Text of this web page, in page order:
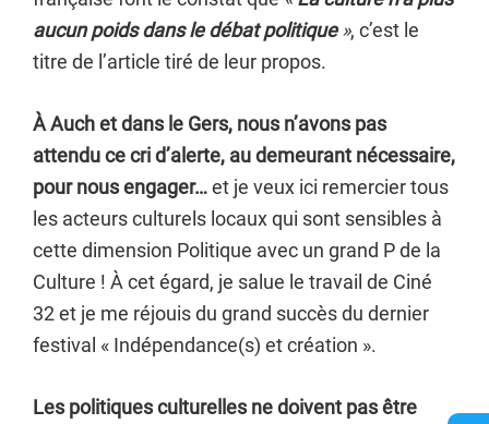
aucun poids dans le débat politique», c’est le
titre de l’article tiré de leur propos.
À Auch et dans le Gers, nous n’avons pas
attendu ce cri d’alerte, au demeurant nécessaire,
pour nous engager…et je veux ici remercier tous
les acteurs culturels locaux qui sont sensibles à
cette dimension Politique avec un grand P de la
Culture ! À cet égard, je salue le travail de Ciné
32 et je me réjouis du grand succès du dernier
festival « Indépendance(s) et création ».
Les politiques culturelles ne doivent pas être